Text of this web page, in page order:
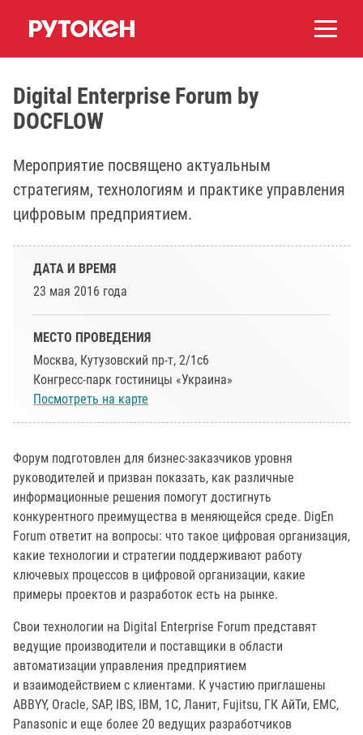
Digital Enterprise Forum by
DOCFLOW
Мероприятие посвящено актуальным
стратегиям, технологиям и практике управления
цифровым предприятием.
ДАТА И ВРЕМЯ
23 мая 2016 года
МЕСТО ПРОВЕДЕНИЯ
Москва, Кутузовский пр-т, 2/1с6
Конгресс-парк гостиницы «Украина»
Посмотреть на карте
Форум подготовлен для бизнес-заказчиков уровня
руководителей и призван показать, как различные
информационные решения помогут достигнуть
конкурентного преимущества в меняющейся среде. DigEn
Forum ответит на вопросы: что такое цифровая организация,
какие технологии и стратегии поддерживают работу
ключевых процессов в цифровой организации, какие
примеры проектов и разработок есть на рынке.
Свои технологии на Digital Enterprise Forum представят
ведущие производители и поставщики в области
автоматизации управления предприятием
и взаимодействием с клиентами. К участию приглашены
ABBYY, Oracle, SAP, IBS, IBM, 1C, Ланит, Fujitsu, ГК АйТи, EMC,
Panasonic и еще более 20 ведущих разработчиков